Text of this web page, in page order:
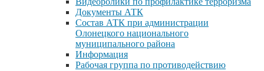
Документы АТК
Состав АТК при администрации
Олонецкого национального
муниципального района
Информация
Рабочая группа по противодействию